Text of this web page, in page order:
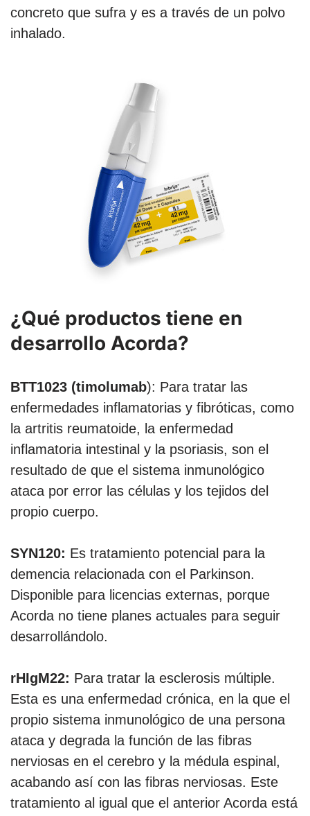
concreto que sufra y es a través de un polvo
inhalado.
¿Qué productos tiene en
desarrollo Acorda?
BTT1023 (timolumab): Para tratar las
enfermedades inflamatorias y fibróticas, como
la artritis reumatoide, la enfermedad
inflamatoria intestinal y la psoriasis, son el
resultado de que el sistema inmunológico
ataca por error las células y los tejidos del
propio cuerpo.
SYN120: Es tratamiento potencial para la
demencia relacionada con el Parkinson.
Disponible para licencias externas, porque
Acorda no tiene planes actuales para seguir
desarrollándolo.
rHIgM22: Para tratar la esclerosis múltiple.
Esta es una enfermedad crónica, en la que el
propio sistema inmunológico de una persona
ataca y degrada la función de las fibras
nerviosas en el cerebro y la médula espinal,
acabando así con las fibras nerviosas. Este
tratamiento al igual que el anterior Acorda está